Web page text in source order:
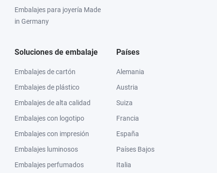
Embalajes para joyería Made
in Germany
Soluciones de embalaje
Embalajes de cartón
Embalajes de plástico
Embalajes de alta calidad
Embalajes con logotipo
Embalajes con impresión
Embalajes luminosos
Embalajes perfumados
Países
Alemania
Austria
Suiza
Francia
España
Países Bajos
Italia